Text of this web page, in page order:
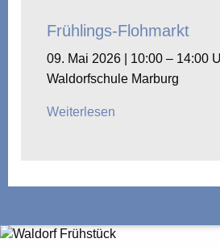
Frühlings-Flohmarkt
09. Mai 2026 | 10:00 – 14:00
Waldorfschule Marburg
Weiterlesen